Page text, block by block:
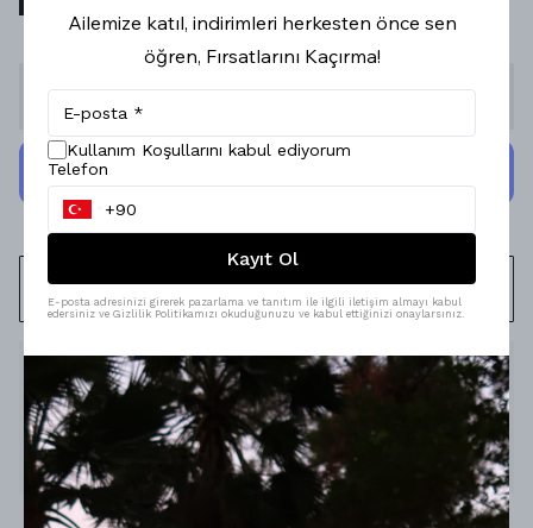
Stoğa Gelince Haber Ver
WHATSAPP
Ürün Açıklaması
Model Ölçüleri : 167cm/53kg
Modelin Beden : M beden
Ürün İçeriği : -
Ürün Boyu : -
Ailemize katıl, indirimleri herkesten önce sen
öğren, Fırsatlarını Kaçırma!
Kullanım Koşullarını kabul ediyorum
Telefon
Kayıt Ol
E-posta adresinizi girerek pazarlama ve tanıtım ile ilgili iletişim almayı kabul
edersiniz ve Gizlilik Politikamızı okuduğunuzu ve kabul ettiğinizi onaylarsınız.